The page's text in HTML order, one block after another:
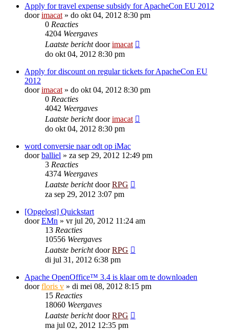
Apply for travel expense subsidy for ApacheCon EU 2012
doorimacat » do okt 04, 2012 8:30 pm
0 Reacties
4204 Weergaves
Laatste berichtdoorimacat
do okt 04, 2012 8:30 pm
Apply for discount on regular tickets for ApacheCon EU
2012
doorimacat » do okt 04, 2012 8:30 pm
0 Reacties
4042 Weergaves
Laatste berichtdoorimacat
do okt 04, 2012 8:30 pm
word conversie naar odt op iMac
doorballiel » za sep 29, 2012 12:49 pm
3 Reacties
4374 Weergaves
Laatste berichtdoorRPG
za sep 29, 2012 3:07 pm
[Opgelost] Quickstart
doorEMn » vr jul 20, 2012 11:24 am
13 Reacties
10556 Weergaves
Laatste berichtdoorRPG
di jul 31, 2012 6:38 pm
Apache OpenOffice™ 3.4 is klaar om te downloaden
doorfloris v » di mei 08, 2012 8:15 pm
15 Reacties
18060 Weergaves
Laatste berichtdoorRPG
ma jul 02, 2012 12:35 pm